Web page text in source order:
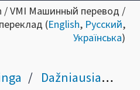
/ VMI Машинный перевод /
(English, Русский,
Українська)
Dažniausiai užduodami klausimai